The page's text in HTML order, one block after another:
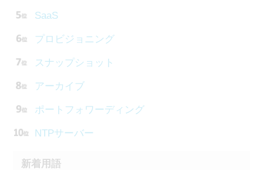
SaaS
プロビジョニング
スナップショット
アーカイブ
ポートフォワーディング
NTPサーバー
新着用語